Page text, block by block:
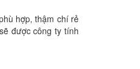
hợp, thậm chí rẻ
được công ty tính